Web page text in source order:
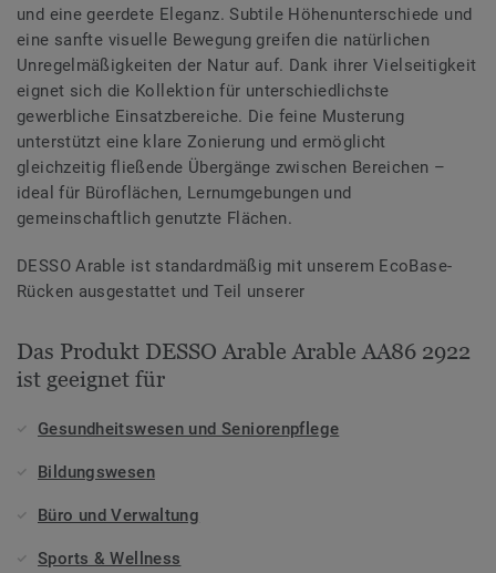
und eine geerdete Eleganz. Subtile Höhenunterschiede und
eine sanfte visuelle Bewegung greifen die natürlichen
Unregelmäßigkeiten der Natur auf. Dank ihrer Vielseitigkeit
eignet sich die Kollektion für unterschiedlichste
gewerbliche Einsatzbereiche. Die feine Musterung
unterstützt eine klare Zonierung und ermöglicht
gleichzeitig fließende Übergänge zwischen Bereichen –
ideal für Büroflächen, Lernumgebungen und
gemeinschaftlich genutzte Flächen.
DESSO Arable ist standardmäßig mit unserem EcoBase-
Rücken ausgestattet und Teil unserer
Das Produkt DESSO Arable Arable AA86 2922
ist geeignet für
Gesundheitswesen und Seniorenpflege
Bildungswesen
Büro und Verwaltung
Sports & Wellness